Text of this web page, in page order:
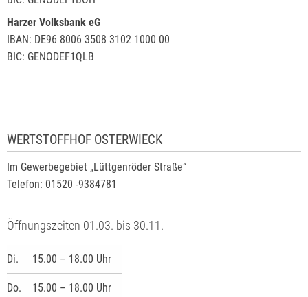
Harzer Volksbank eG
IBAN: DE96 8006 3508 3102 1000 00
BIC: GENODEF1QLB
WERTSTOFFHOF OSTERWIECK
Im Gewerbegebiet „Lüttgenröder Straße“
Telefon: 01520 -9384781
Öffnungszeiten 01.03. bis 30.11.
Di. 15.00 – 18.00 Uhr
Do. 15.00 – 18.00 Uhr